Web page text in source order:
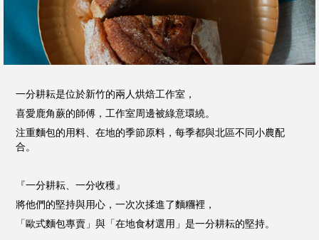
一分耕耘是位於新竹的兩人烘焙工作室，
喜愛鹿角蕨的師傅，工作室周邊被綠意環繞。
注重麵包的用料、在地的季節原料，每季都與北區不同小農配
合。
『一分耕耘、一分收穫』
將他們的堅持與用心，一次次揉進了麵糰裡，
「歐式麵包專賣」與「在地食材選用」是一分耕耘的堅持。